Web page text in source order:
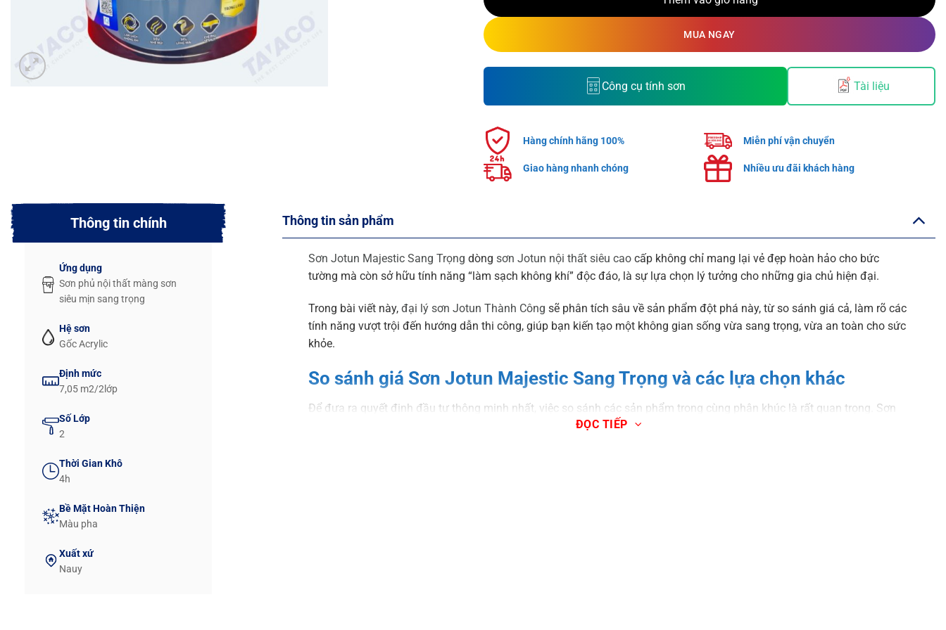
MUA NGAY
Tài liệu
Công cụ tính sơn
Hàng chính hãng 100% Miễn phí vận chuyển
Giao hàng nhanh chóng Nhiều ưu đãi khách hàng
Thông tin chính
Ứng dụng
Sơn phủ nội thất màng sơn
siêu mịn sang trọng
Hệ sơn
Gốc Acrylic
Định mức
7,05 m2/2lớp
Số Lớp
2
Thời Gian Khô
4h
Bề Mặt Hoàn Thiện
Màu pha
Xuất xứ
Nauy
Thông tin sản phẩm
Sơn Jotun Majestic Sang Trọng dòng sơn Jotun nội thất siêu caocấp không chỉ mang lại vẻ đẹp hoàn hảo cho bức
tường mà còn sở hữu tính năng “làm sạch không khí” độc đáo, là sự lựa chọn lý tưởng cho những gia chủ hiện đại.
Trong bài viết này, đại lý sơn Jotun Thành Công sẽ phân tích sâu về sản phẩm đột phá này, từ so sánh giá cả, làm rõ các
tính năng vượt trội đến hướng dẫn thi công, giúp bạn kiến tạo một không gian sống vừa sang trọng, vừa an toàn cho sức
khỏe.
So sánh giá Sơn Jotun Majestic Sang Trọng và các lựa chọn khác
Để đưa ra quyết định đầu tư thông minh nhất, việc so sánh các sản phẩm trong cùng phân khúc là rất quan trọng. Sơn
Jotun Thành Công xin cung cấp bảng so sánh chi tiết giữa Sơn Jotun Majestic Sang Trọng với các sản phẩm ở phân
ĐỌC TIẾP